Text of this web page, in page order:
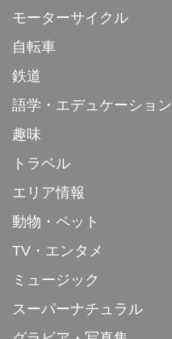
モーターサイクル
自転車
鉄道
語学・エデュケーション
趣味
トラベル
エリア情報
動物・ペット
TV・エンタメ
ミュージック
スーパーナチュラル